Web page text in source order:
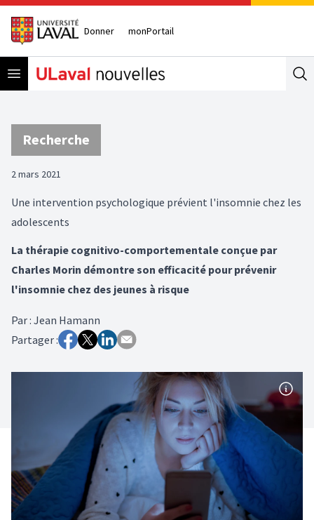
Donner monPortail
Open menu
Recherche
2 mars 2021
Une intervention psychologique prévient l'insomnie chez les
adolescents
La thérapie cognitivo-comportementale conçue par
Charles Morin démontre son efficacité pour prévenir
l'insomnie chez des jeunes à risque
Par: Jean Hamann
Partager :